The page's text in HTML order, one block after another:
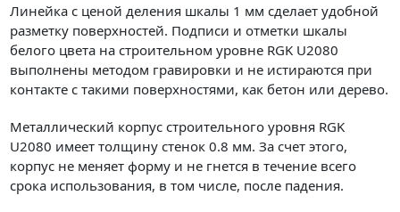
Линейка с ценой деления шкалы 1 мм сделает удобной
разметку поверхностей. Подписи и отметки шкалы
белого цвета на строительном уровне RGK U2080
выполнены методом гравировки и не истираются при
контакте с такими поверхностями, как бетон или дерево.
Металлический корпус строительного уровня RGK
U2080 имеет толщину стенок 0.8 мм. За счет этого,
корпус не меняет форму и не гнется в течение всего
срока использования, в том числе, после падения.